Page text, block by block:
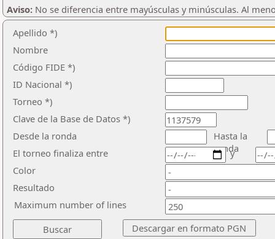
Aviso: No se diferencia entre mayúsculas y minúsculas. Al
Apellido *)
Nombre
Código FIDE *)
ID Nacional *)
Torneo *)
Clave de la Base de Datos *)
Desde la ronda
Hasta la
ronda
El torneo finaliza entre
Color
Resultado
y
Maximum number of lines